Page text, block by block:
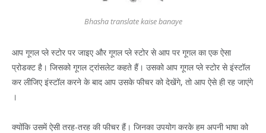
Bhasha translate kaise banaye
आप गूगल प्ले स्टोर पर जाइए और गूगल प्ले स्टोर से आप पर गूगल का एक ऐसा
प्रोडक्ट है। जिसको गूगल ट्रांसलेट कहते हैं। उसको आप गूगल प्ले स्टोर से इंस्टॉल
कर लीजिए इंस्टॉल करने के बाद आप उसके फीचर को देखेंगे, तो आप ऐसे ही रह जाएंगे
।
क्योंकि उसमें ऐसी तरह-तरह की फीचर हैं। जिनका उपयोग करके हम अपनी भाषा को